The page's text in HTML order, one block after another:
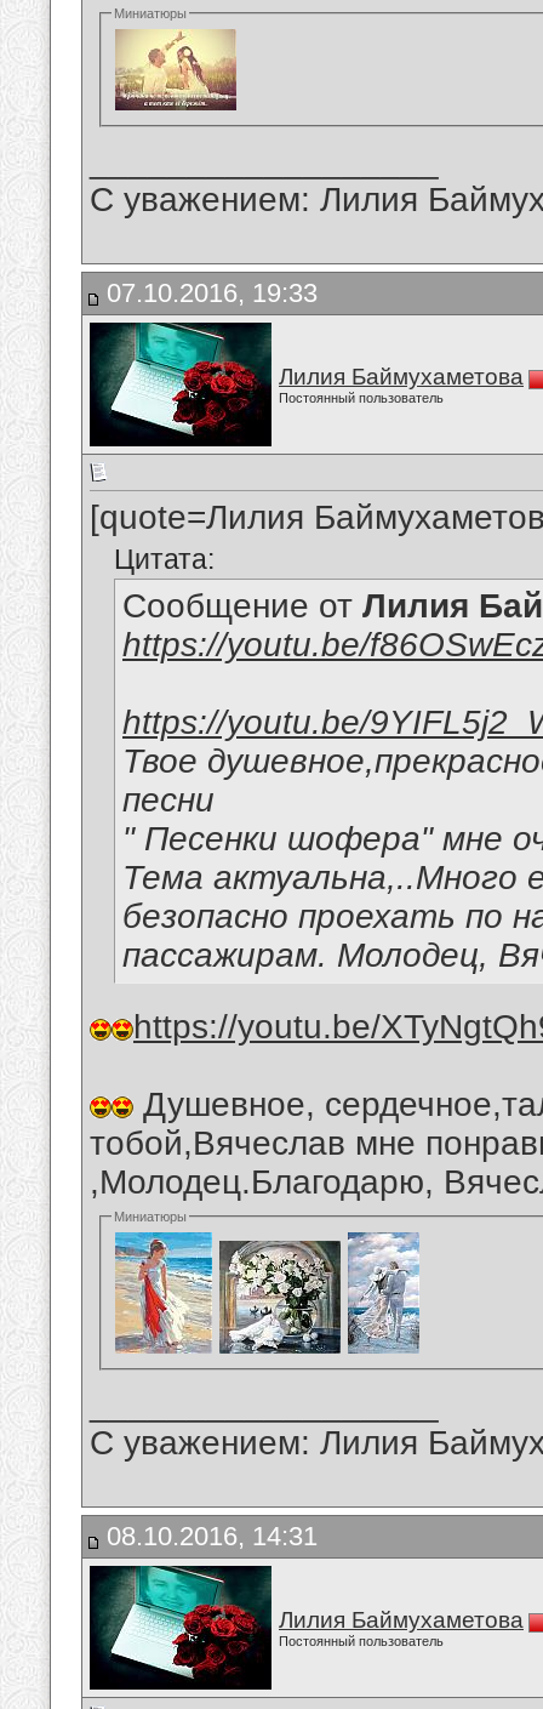
Миниатюры
С уважением: Лилия
07.10.2016, 19:33
Лилия Баймухаметова
Постоянный пользователь
[quote=Лилия
Цитата:
Сообщение от Лилия
https://youtu.be/
https://youtu.be/
Твое
песни
" Песенки шофера" мне
Тема
безопасно проехать по
пассажирам. Молодец,
https://youtu.be/
Душевное,
тобой,Вячеслав мне
,Молодец.Благодарю,
Миниатюры
С уважением: Лилия
08.10.2016, 14:31
Лилия Баймухаметова
Постоянный пользователь